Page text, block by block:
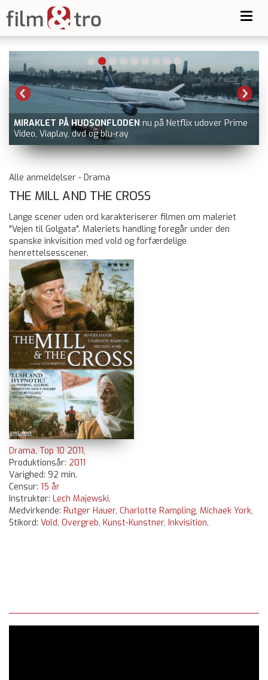
MIRAKLET PÅ HUDSONFLODEN nu på Netflix udover Prime
Video, Viaplay, dvd og blu-ray
Alle anmeldelser - Drama
THE MILL AND THE CROSS
Lange scener uden ord karakteriserer filmen om maleriet
"Vejen til Golgata". Maleriets handling foregår under den
spanske inkvisition med vold og forfærdelige
henrettelsesscener.
Drama, Top 10 2011,
Produktionsår: 2011
Varighed: 92 min.
Censur: 15 år
Instruktør: Lech Majewski,
Medvirkende: Rutger Hauer, Charlotte Rampling, Michaek York,
Stikord: Vold, Overgreb, Kunst-Kunstner, Inkvisition,